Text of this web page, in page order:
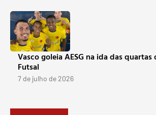
Vasco goleia AESG na ida das
Futsal
7 de julho de 2026